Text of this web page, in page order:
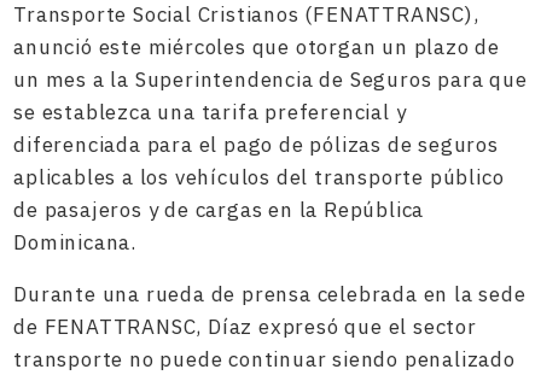
Transporte Social Cristianos (FENATTRANSC),
anunció este miércoles que otorgan un plazo de
un mes a la Superintendencia de Seguros para que
se establezca una tarifa preferencial y
diferenciada para el pago de pólizas de seguros
aplicables a los vehículos del transporte público
de pasajeros y de cargas en la República
Dominicana.
Durante una rueda de prensa celebrada en la sede
de FENATTRANSC, Díaz expresó que el sector
transporte no puede continuar siendo penalizado